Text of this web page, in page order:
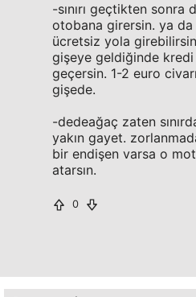
-sınırı geçtikten sonra
otobana girersin. ya da
ücretsiz yola
gişeye geldiğinde kredi
geçersin. 1-2 euro
gişede.
-dedeağaç zaten
yakın gayet.
bir endişen varsa o
atarsın.
0